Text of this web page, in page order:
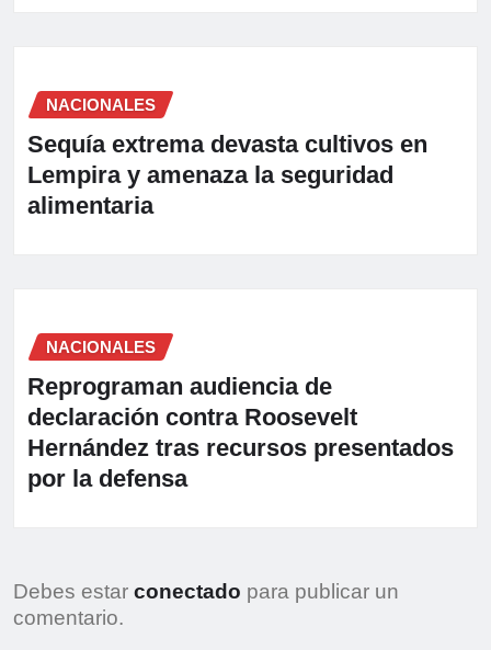
NACIONALES
Sequía extrema devasta cultivos en
Lempira y amenaza la seguridad
alimentaria
NACIONALES
Reprograman audiencia de
declaración contra Roosevelt
Hernández tras recursos presentados
por la defensa
Debes estar conectado para publicar un
comentario.